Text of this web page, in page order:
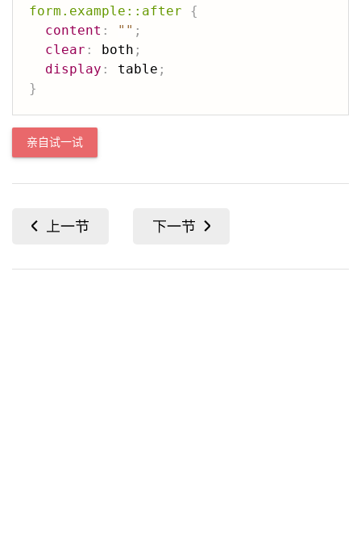
form.example::after
{
content : "" ;
clear : both ;
display : table ;
}
亲自试一试